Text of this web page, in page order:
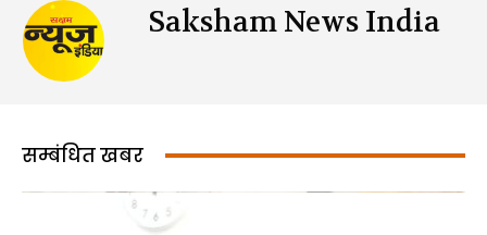
Saksham News India
सम्बंधित खबर